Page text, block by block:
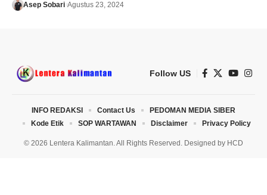
Asep Sobari Agustus 23, 2024
Follow US
© 2026 Lentera Kalimantan. All Rights Reserved. Designed by HCD
INFO REDAKSI Contact Us
PEDOMAN MEDIA SIBER
Kode Etik
SOP WARTAWAN Disclaimer Privacy Policy